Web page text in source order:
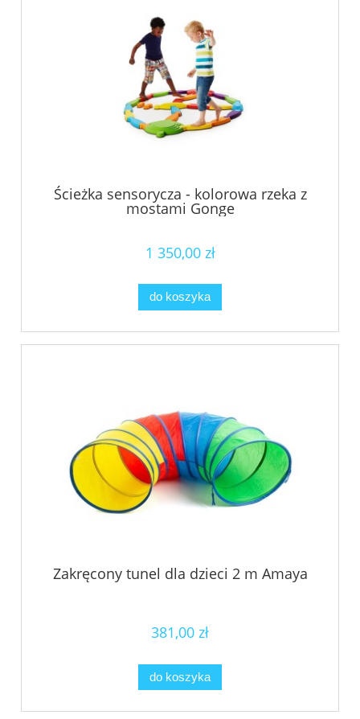
Ścieżka sensorycza - kolorowa rzeka z
mostami Gonge
1 350,00 zł
do koszyka
Zakręcony tunel dla dzieci 2 m Amaya
381,00 zł
do koszyka